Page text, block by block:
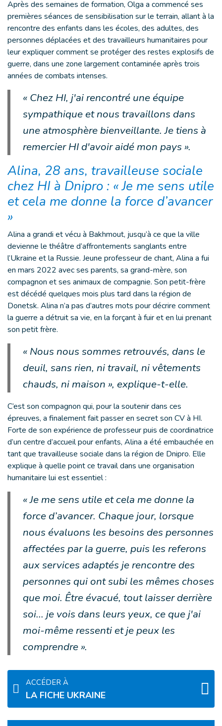
Après des semaines de formation, Olga a commencé ses
premières séances de sensibilisation sur le terrain, allant à la
rencontre des enfants dans les écoles, des adultes, des
personnes déplacées et des travailleurs humanitaires pour
leur expliquer comment se protéger des restes explosifs de
guerre, dans une zone largement contaminée après trois
années de combats intenses.
« Chez HI, j'ai rencontré une équipe
sympathique et nous travaillons dans
une atmosphère bienveillante. Je tiens à
remercier HI d'avoir aidé mon pays ».
Alina, 28 ans, travailleuse sociale
chez HI à Dnipro : « Je me sens utile
et cela me donne la force d’avancer
»
Alina a grandi et vécu à Bakhmout, jusqu’à ce que la ville
devienne le théâtre d’affrontements sanglants entre
l’Ukraine et la Russie. Jeune professeur de chant, Alina a fui
en mars 2022 avec ses parents, sa grand-mère, son
compagnon et ses animaux de compagnie. Son petit-frère
est décédé quelques mois plus tard dans la région de
Donetsk. Alina n’a pas d’autres mots pour décrire comment
la guerre a détruit sa vie, en la forçant à fuir et en lui prenant
son petit frère.
« Nous nous sommes retrouvés, dans le
deuil, sans rien, ni travail, ni vêtements
chauds, ni maison », explique-t-elle.
C’est son compagnon qui, pour la soutenir dans ces
épreuves, a finalement fait passer en secret son CV à HI.
Forte de son expérience de professeur puis de coordinatrice
d’un centre d’accueil pour enfants, Alina a été embauchée en
tant que travailleuse sociale dans la région de Dnipro. Elle
explique à quelle point ce travail dans une organisation
humanitaire lui est essentiel :
« Je me sens utile et cela me donne la
force d’avancer. Chaque jour, lorsque
nous évaluons les besoins des personnes
affectées par la guerre, puis les referons
aux services adaptés je rencontre des
personnes qui ont subi les mêmes choses
que moi. Être évacué, tout laisser derrière
soi... je vois dans leurs yeux, ce que j'ai
moi-même ressenti et je peux les
comprendre ».
ACCÉDER À
LA FICHE UKRAINE